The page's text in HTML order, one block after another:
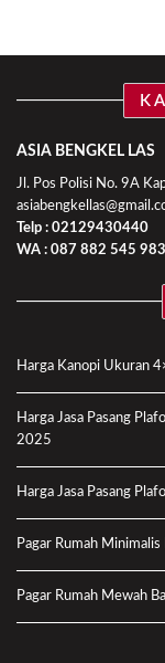
ASIA BENGKEL LAS
Jl. Pos Polisi No. 9A
Telp : 02129430440
WA : 087 882 545 983
Harga Kanopi Ukuran
Harga Jasa Pasang
2025
Harga Jasa Pasang
Pagar Rumah
Pagar Rumah Mewah